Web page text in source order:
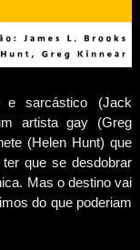
sarcástico (Jack
artista gay (Greg
(Helen Hunt) que
que se desdobrar
Mas o destino vai
do que poderiam